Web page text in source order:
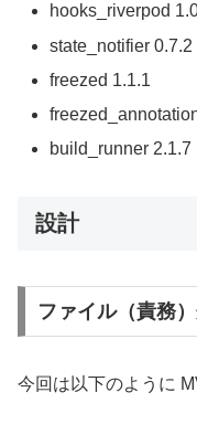
hooks_riverpod
state_notifier 0.7.2
freezed 1.1.1
build_runner 2.1.7
設計
ファイル（責務
今回は以下のように